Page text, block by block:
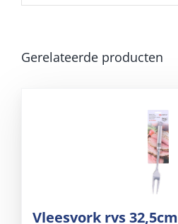
Gerelateerde producten
Vleesvork rvs 32,5cm